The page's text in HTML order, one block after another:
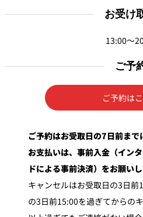
お受け
13:00～
ご予
ご予約は
ご予約はお受取日の7日前まで
お支払いは、事前入金（イン
ドによる事前決済）をお願いし
キャンセルはお受取日の3日
の3日前15:00を過ぎてからの